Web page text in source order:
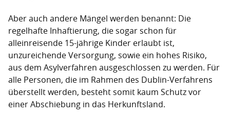
Aber auch andere Mängel werden benannt: Die
regelhafte Inhaftierung, die sogar schon für
alleinreisende 15-jährige Kinder erlaubt ist,
unzureichende Versorgung, sowie ein hohes Risiko,
aus dem Asylverfahren ausgeschlossen zu werden. Für
alle Personen, die im Rahmen des Dublin-Verfahrens
überstellt werden, besteht somit kaum Schutz vor
einer Abschiebung in das Herkunftsland.